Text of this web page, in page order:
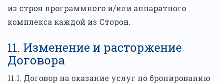
из строя программного и/или аппаратного
комплекса каждой из Сторон.
11. Изменение и расторжение
Договора
11.1. Договор на оказание услуг по бронированию